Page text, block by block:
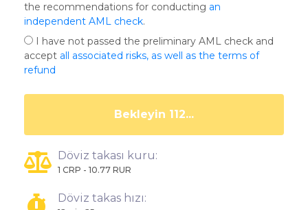
the recommendations for conducting an
independent AML check.
I have not passed the preliminary AML check and
accept all associated risks, as well as the terms of
refund
Bekleyin 107...
Döviz takası kuru:
1 CRP - 10.77 RUR
Döviz takas hızı: